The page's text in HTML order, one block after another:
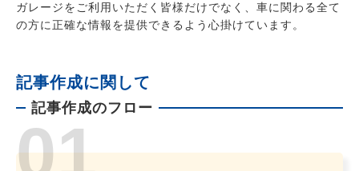
ガレージをご利用いただく皆様だけでなく、車に関わる全て
の方に正確な情報を提供できるよう心掛けています。
記事作成に関して
記事作成のフロー